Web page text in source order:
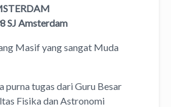
SJ Amsterdam
Masif yang sangat Muda
purna tugas dari Guru Besar
Fisika dan Astronomi